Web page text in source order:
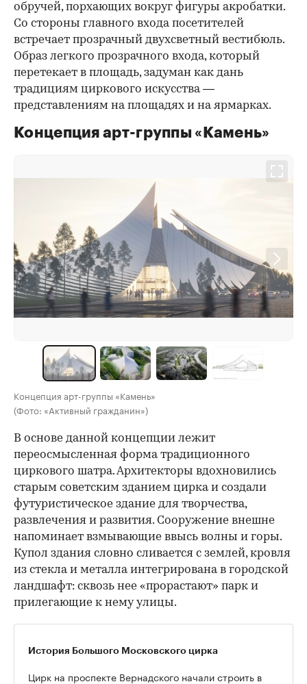
обручей, порхающих вокруг фигуры акробатки.
Со стороны главного входа посетителей
встречает прозрачный двухсветный вестибюль.
Образ легкого прозрачного входа, который
перетекает в площадь, задуман как дань
традициям циркового искусства —
представлениям на площадях и на ярмарках.
Концепция арт-группы «Камень»
Концепция арт-группы «Камень»
(Фото: «Активный гражданин»)
В основе данной концепции лежит
переосмысленная форма традиционного
циркового шатра. Архитекторы вдохновились
старым советским зданием цирка и создали
футуристическое здание для творчества,
развлечения и развития. Сооружение внешне
напоминает взмывающие ввысь волны и горы.
Купол здания словно сливается с землей, кровля
из стекла и металла интегрирована в городской
ландшафт: сквозь нее «прорастают» парк и
прилегающие к нему улицы.
История Большого Московского цирка
Цирк на проспекте Вернадского начали строить в